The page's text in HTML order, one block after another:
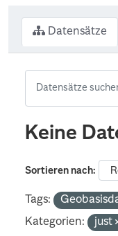
Datensätze
Keine
Sortieren nach
Tags:
Kategorien:
just